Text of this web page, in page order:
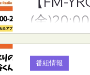
【FM-YRC
きや)くん(
(金)20:00
番組情報